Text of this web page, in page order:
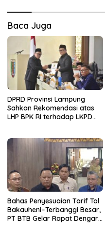
Baca Juga
DPRD Provinsi Lampung
Sahkan Rekomendasi atas
LHP BPK RI terhadap LKPD
2025
Bahas Penyesuaian Tarif Tol
Bakauheni–Terbanggi Besar,
PT BTB Gelar Rapat Dengar